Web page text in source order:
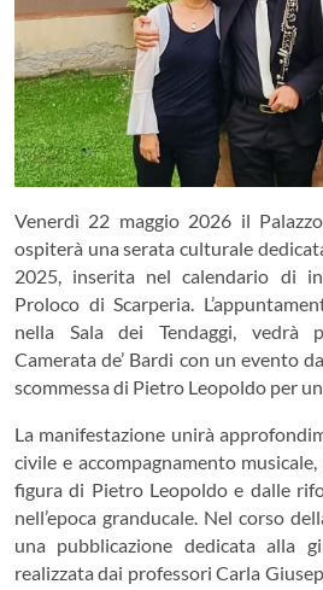
Venerdì 22 maggio 2026 il
ospiterà una serata culturale
2025, inserita nel calendario di
Proloco di Scarperia.
nella Sala dei Tendaggi, vedrà
Camerata de’ Bardi con un evento
scommessa di Pietro Leopoldo per
La manifestazione unirà
civile e accompagnamento
figura di Pietro Leopoldo e dalle
nell’epoca granducale. Nel corso
una pubblicazione dedicata alla
realizzata dai professori Carla